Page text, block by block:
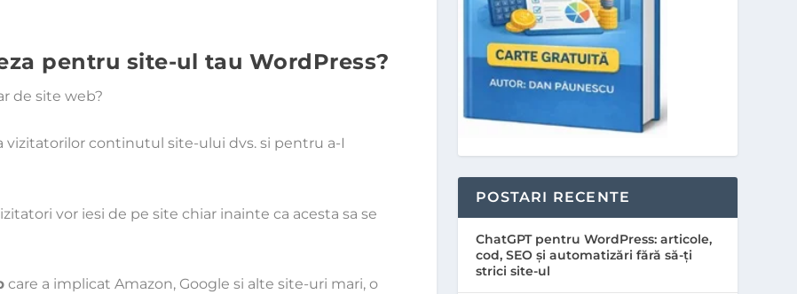
pentru site-ul tau WordPress?
de site web?
continutul site-ului dvs. si pentru a-I
vor iesi de pe site chiar inainte ca acesta sa se
care a implicat Amazon, Google si alte site-uri mari, o
POSTARI RECENTE
ChatGPT pentru WordPress: articole,
cod, SEO și automatizări fără să-ți
strici site-ul